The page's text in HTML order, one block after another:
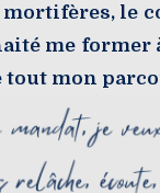
le
me former
mon